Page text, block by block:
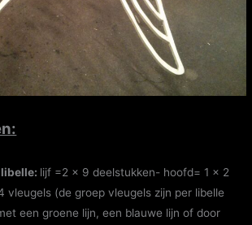
lijf =2 x 9 deelstukken- hoofd= 1 x 2
vleugels (de groep vleugels zijn per libelle
een groene lijn, een blauwe lijn of door